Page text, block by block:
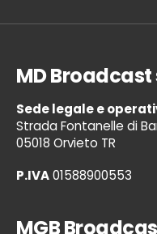
MD Broadcast
Sede legale e
Strada Fontanelle di
05018 Orvieto TR
P.IVA01588900553
MGB